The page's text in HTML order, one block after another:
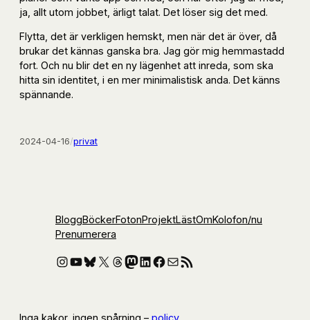
ja, allt utom jobbet, ärligt talat. Det löser sig det med.
Flytta, det är verkligen hemskt, men när det är över, då
brukar det kännas ganska bra. Jag gör mig hemmastadd
fort. Och nu blir det en ny lägenhet att inreda, som ska
hitta sin identitet, i en mer minimalistisk anda. Det känns
spännande.
2024-04-16/privat
BloggBöckerFotonProjektLästOmKolofon/nu
Prenumerera
Instagram
YouTube
Bluesky
X Threads
Mastodon
LinkedIn
Facebook
E-postRSS-flöde
Inga kakor, ingen spårning – policy.